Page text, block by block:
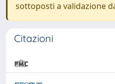
sottoposti a validazione
Citazioni